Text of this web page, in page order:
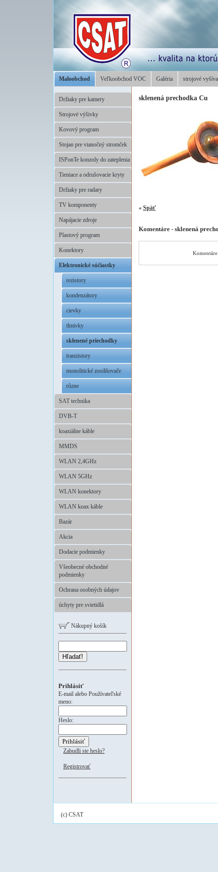
Maloobchod Veľkoobchod VOC Galéria strojové
Držiaky pre kamery
Strojové výšivky
Kovový program
Stojan pre vianočný stromček
ISPonTe konzoly do zateplenia
Tieniace a odrušovacie kryty
Držiaky pre radary
TV komponenty
Napájacie zdroje
Plastový program
Konektory
Elektronické súčiastky
rezistory
kondenzátory
cievky
tlmivky
sklenené priechodky
tranzistory
monolitické zosilňovače
rôzne
SAT technika
DVB-T
koaxiálne káble
MMDS
WLAN 2,4GHz
WLAN 5GHz
WLAN konektory
WLAN koax káble
Bazár
Akcia
Dodacie podmienky
Všeobecné obchodné
podmienky
Ochrana osobných údajov
úchyty pre svietidlá
Nákupný košík
Hľadať!
Prihlásiť
E-mail alebo Používateľské
meno:
Heslo:
Zabudli ste heslo?
Registrovať
sklenená prechodka Cu
« Späť
Komentáre - sklenená
(c) CSAT